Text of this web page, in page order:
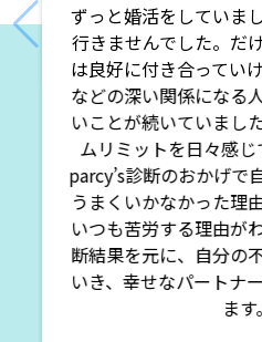
ずっと婚活をしていま
行きませんでした。だ
は良好に付き合ってい
などの深い関係になる
いことが続いていまし
ムリミットを日々感じ
parcy’s診断のおかげで
うまくいかなかった理
いつも苦労する理由が
断結果を元に、自分の
いき、幸せなパートナ
ます。